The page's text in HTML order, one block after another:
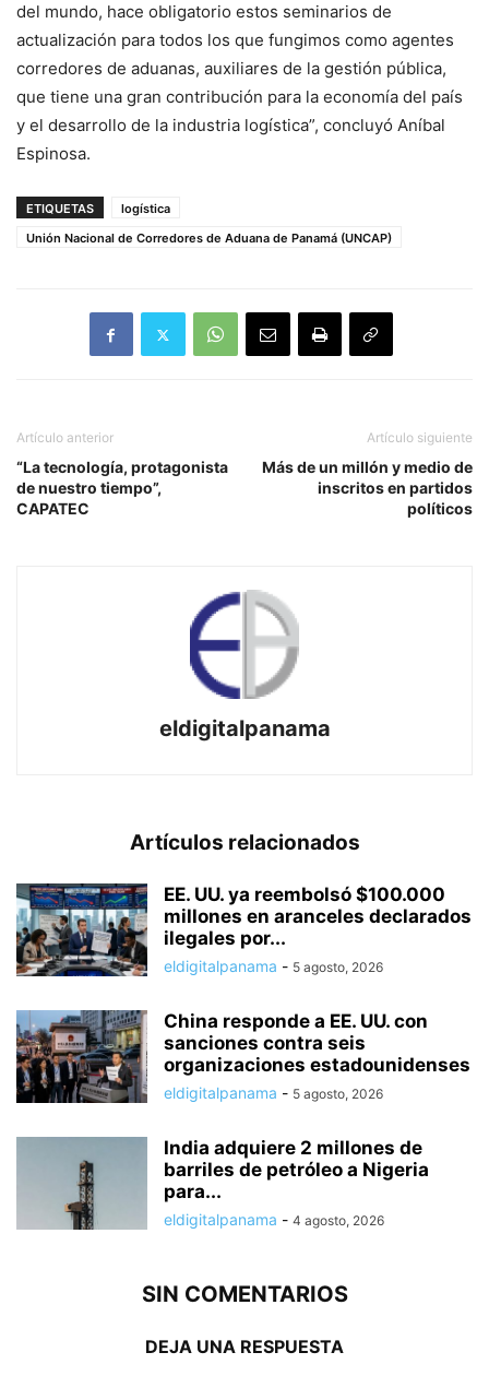
del mundo, hace obligatorio estos seminarios de
actualización para todos los que fungimos como agentes
corredores de aduanas, auxiliares de la gestión pública,
que tiene una gran contribución para la economía del país
y el desarrollo de la industria logística”, concluyó Aníbal
Espinosa.
ETIQUETAS
logística
Unión Nacional de Corredores de Aduana de Panamá (UNCAP)
Artículo anterior
“La tecnología, protagonista
de nuestro tiempo”,
CAPATEC
Artículo siguiente
Más de un millón y medio de
inscritos en partidos
políticos
eldigitalpanama
Artículos relacionados
EE. UU. ya reembolsó $100.000
millones en aranceles declarados
ilegales por...
eldigitalpanama - 5 agosto, 2026
China responde a EE. UU. con
sanciones contra seis
organizaciones estadounidenses
eldigitalpanama - 5 agosto, 2026
India adquiere 2 millones de
barriles de petróleo a Nigeria
para...
eldigitalpanama - 4 agosto, 2026
SIN COMENTARIOS
DEJA UNA RESPUESTA